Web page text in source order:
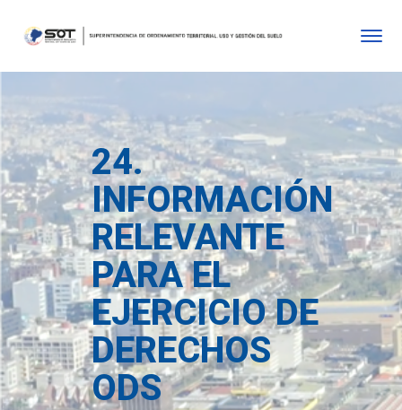
24.
INFORMACIÓN
RELEVANTE
PARA EL
EJERCICIO DE
DERECHOS
ODS